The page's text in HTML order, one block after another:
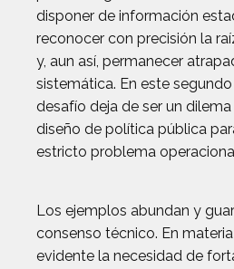
disponer de información
reconocer con precisión la
y, aun así, permanecer
sistemática. En este
desafío deja de ser un
diseño de política pública
estricto problema
Los ejemplos abundan y
consenso técnico. En
evidente la necesidad de